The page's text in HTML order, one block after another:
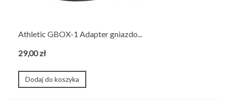
Athletic GBOX-1 Adapter gniazdo...
29,00 zł
Dodaj do koszyka